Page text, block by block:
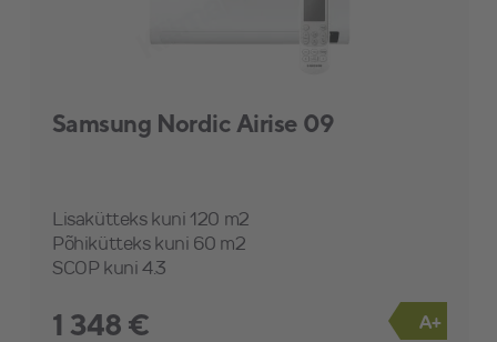
Samsung Nordic Airise 09
Lisakütteks kuni 120 m2
Põhikütteks kuni 60 m2
SCOP kuni 4.3
1 348 € A+